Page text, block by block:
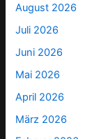
August 2026
Juli 2026
Juni 2026
Mai 2026
April 2026
März 2026